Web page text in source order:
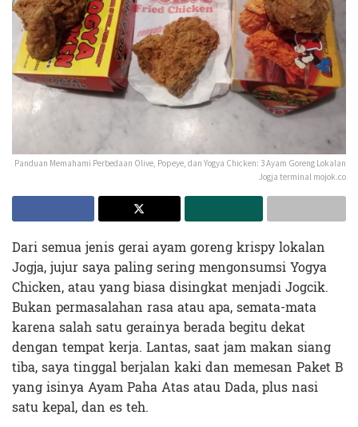
Panduan Memahami Perbedaan Olive, Popeye, dan Yogya Chicken: 3 Ayam Goreng Lokalan
Jogja terminal mojok.co
Dari semua jenis gerai ayam goreng krispy lokalan
Jogja, jujur saya paling sering mengonsumsi Yogya
Chicken, atau yang biasa disingkat menjadi Jogcik.
Bukan permasalahan rasa atau apa, semata-mata
karena salah satu gerainya berada begitu dekat
dengan tempat kerja. Lantas, saat jam makan siang
tiba, saya tinggal berjalan kaki dan memesan Paket B
yang isinya Ayam Paha Atas atau Dada, plus nasi
satu kepal, dan es teh.